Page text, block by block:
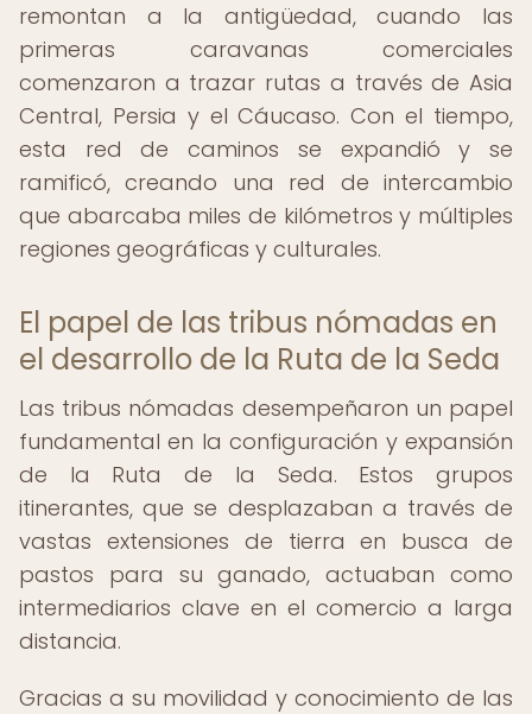
remontan a la antigüedad, cuando las
primeras caravanas comerciales
comenzaron a trazar rutas a través de Asia
Central, Persia y el Cáucaso. Con el tiempo,
esta red de caminos se expandió y se
ramificó, creando una red de intercambio
que abarcaba miles de kilómetros y múltiples
regiones geográficas y culturales.
El papel de las tribus nómadas en
el desarrollo de la Ruta de la Seda
Las tribus nómadas desempeñaron un papel
fundamental en la configuración y expansión
de la Ruta de la Seda. Estos grupos
itinerantes, que se desplazaban a través de
vastas extensiones de tierra en busca de
pastos para su ganado, actuaban como
intermediarios clave en el comercio a larga
distancia.
Gracias a su movilidad y conocimiento de las